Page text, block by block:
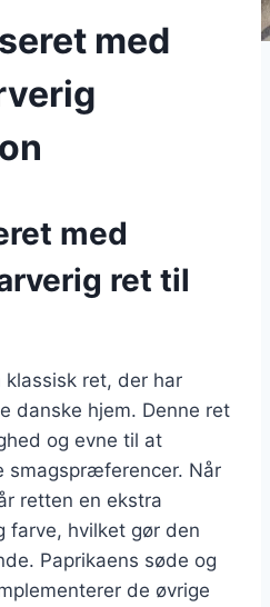
med
med
ret til
klassisk ret, der har
danske hjem. Denne ret
og evne til at
smagspræferencer. Når
retten en ekstra
farve, hvilket gør den
Paprikaens søde og
de øvrige